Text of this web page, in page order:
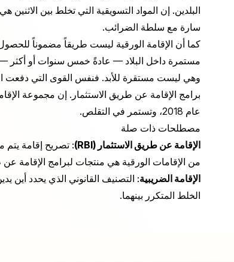
البلدين. إن المواد التسويقية التي تخلط بين
سارة مع سلطة الضرائب.
كما أن الإقامة الورقية ليست طريقاً مضموناً
مستمرة داخل البلاد — عادةً خمس سنوات أو أكثر
وهي ليست مستقرة للأبد. فنفس القوى التي دفعت
عام 2018، وتستمر في التقلص.
مصطلحات ذات صلة
الإقامة عن طريق الاستثمار (RBI)
: تصريح إقامة يتم
من الإقامات الورقية هي منتجات لبرامج الإقامة عن
الإقامة الضريبية: التصنيف القانوني الذي يحدد أين
الخلط المتكرر بينهما.